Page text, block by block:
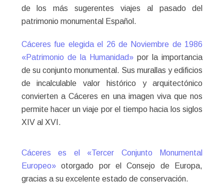
de los más sugerentes viajes al pasado del
patrimonio monumental Español.
Cáceres fue elegida el 26 de Noviembre de 1986
«Patrimonio de la Humanidad» por la importancia
de su conjunto monumental. Sus murallas y edificios
de incalculable valor histórico y arquitectónico
convierten a Cáceres en una imagen viva que nos
permite hacer un viaje por el tiempo hacia los siglos
XIV al XVI.
Cáceres es el «Tercer Conjunto Monumental
Europeo»otorgado por el Consejo de Europa,
gracias a su excelente estado de conservación.